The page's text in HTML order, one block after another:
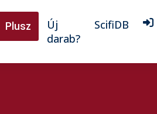
Plusz
Új
darab?
ScifiDB